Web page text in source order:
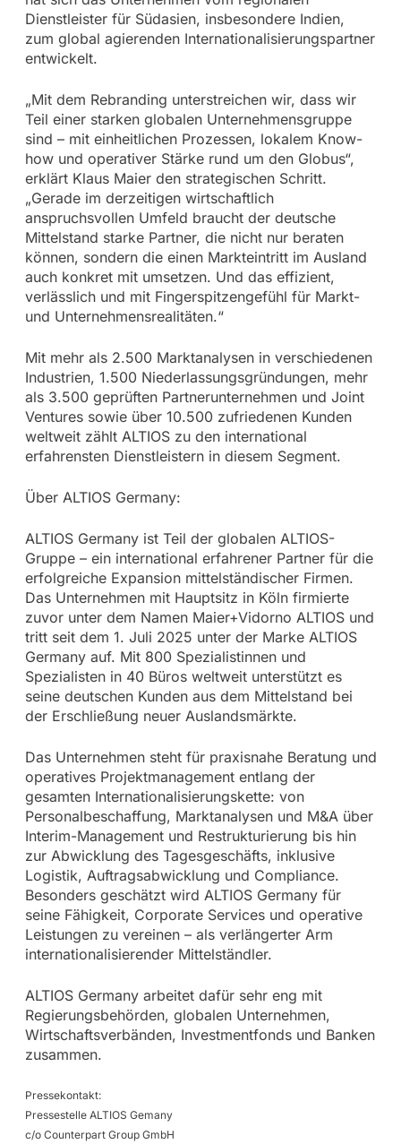
Dienstleister für Südasien, insbesondere Indien,
zum global agierenden Internationalisierungspartner
entwickelt.
„Mit dem Rebranding unterstreichen wir, dass wir
Teil einer starken globalen Unternehmensgruppe
sind – mit einheitlichen Prozessen, lokalem Know-
how und operativer Stärke rund um den Globus“,
erklärt Klaus Maier den strategischen Schritt.
„Gerade im derzeitigen wirtschaftlich
anspruchsvollen Umfeld braucht der deutsche
Mittelstand starke Partner, die nicht nur beraten
können, sondern die einen Markteintritt im Ausland
auch konkret mit umsetzen. Und das effizient,
verlässlich und mit Fingerspitzengefühl für Markt-
und Unternehmensrealitäten.“
Mit mehr als 2.500 Marktanalysen in verschiedenen
Industrien, 1.500 Niederlassungsgründungen, mehr
als 3.500 geprüften Partnerunternehmen und Joint
Ventures sowie über 10.500 zufriedenen Kunden
weltweit zählt ALTIOS zu den international
erfahrensten Dienstleistern in diesem Segment.
Über ALTIOS Germany:
ALTIOS Germany ist Teil der globalen ALTIOS-
Gruppe – ein international erfahrener Partner für die
erfolgreiche Expansion mittelständischer Firmen.
Das Unternehmen mit Hauptsitz in Köln firmierte
zuvor unter dem Namen Maier+Vidorno ALTIOS und
tritt seit dem 1. Juli 2025 unter der Marke ALTIOS
Germany auf. Mit 800 Spezialistinnen und
Spezialisten in 40 Büros weltweit unterstützt es
seine deutschen Kunden aus dem Mittelstand bei
der Erschließung neuer Auslandsmärkte.
Das Unternehmen steht für praxisnahe Beratung und
operatives Projektmanagement entlang der
gesamten Internationalisierungskette: von
Personalbeschaffung, Marktanalysen und M&A über
Interim-Management und Restrukturierung bis hin
zur Abwicklung des Tagesgeschäfts, inklusive
Logistik, Auftragsabwicklung und Compliance.
Besonders geschätzt wird ALTIOS Germany für
seine Fähigkeit, Corporate Services und operative
Leistungen zu vereinen – als verlängerter Arm
internationalisierender Mittelständler.
ALTIOS Germany arbeitet dafür sehr eng mit
Regierungsbehörden, globalen Unternehmen,
Wirtschaftsverbänden, Investmentfonds und Banken
zusammen.
Pressekontakt:
Pressestelle ALTIOS Gemany
c/o Counterpart Group GmbH